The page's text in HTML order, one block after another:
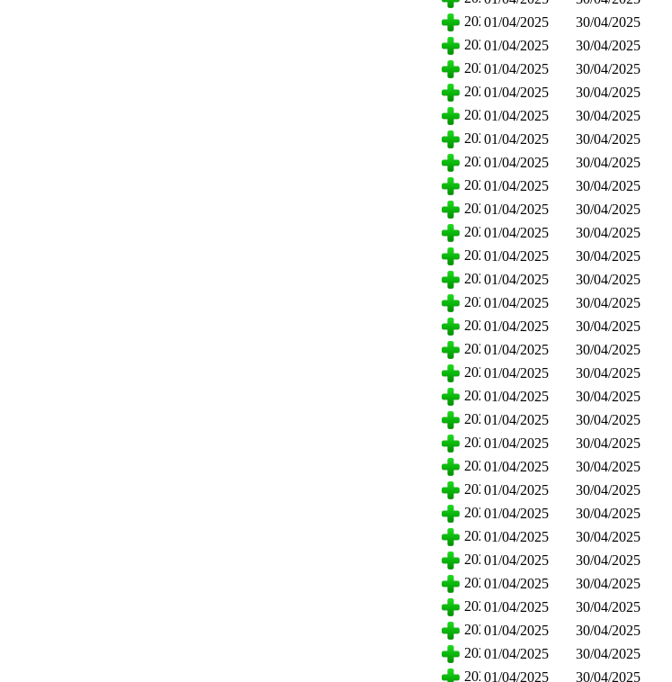
202501/04/2025 30/04/2025
202501/04/2025 30/04/2025
202501/04/2025 30/04/2025
202501/04/2025 30/04/2025
202501/04/2025 30/04/2025
202501/04/2025 30/04/2025
202501/04/2025 30/04/2025
202501/04/2025 30/04/2025
202501/04/2025 30/04/2025
202501/04/2025 30/04/2025
202501/04/2025 30/04/2025
202501/04/2025 30/04/2025
202501/04/2025 30/04/2025
202501/04/2025 30/04/2025
202501/04/2025 30/04/2025
202501/04/2025 30/04/2025
202501/04/2025 30/04/2025
202501/04/2025 30/04/2025
202501/04/2025 30/04/2025
202501/04/2025 30/04/2025
202501/04/2025 30/04/2025
202501/04/2025 30/04/2025
202501/04/2025 30/04/2025
202501/04/2025 30/04/2025
202501/04/2025 30/04/2025
202501/04/2025 30/04/2025
202501/04/2025 30/04/2025
202501/04/2025 30/04/2025
202501/04/2025 30/04/2025